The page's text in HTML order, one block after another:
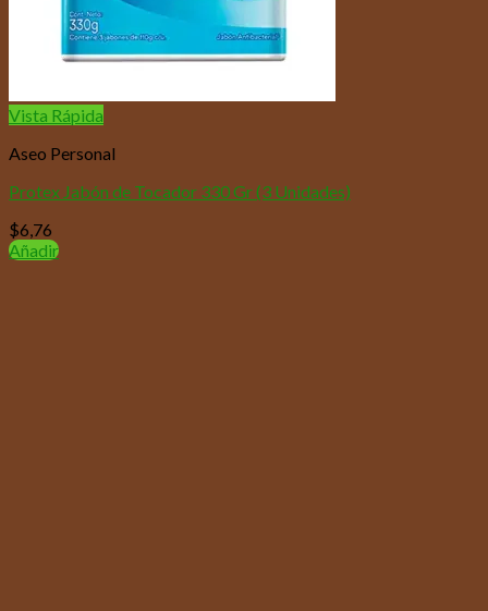
Vista Rápida
Aseo Personal
Protex Jabón de Tocador 330 Gr (3 Unidades)
$6,76
Añadir